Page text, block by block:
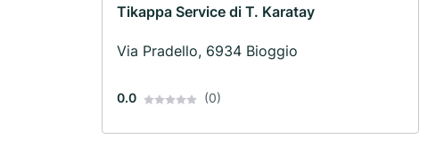
Tikappa Service di T. Karatay
Via Pradello, 6934 Bioggio
0.0 (0)